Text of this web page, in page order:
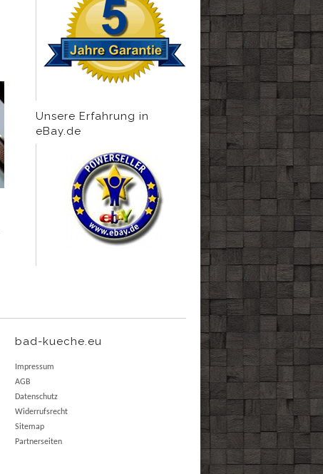
Unsere Erfahrung in
eBay.de
bad-kueche.eu
Impressum
AGB
Datenschutz
Widerrufsrecht
Sitemap
Partnerseiten